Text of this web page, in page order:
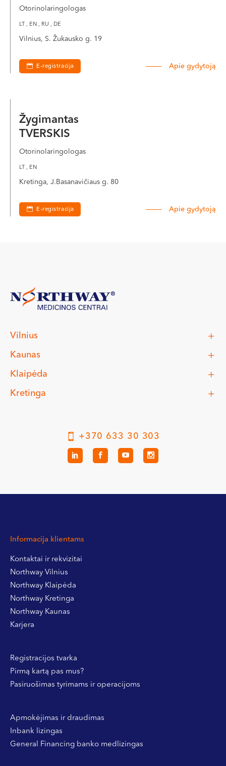
Otorinolaringologas
LT , EN , RU , DE
Vilnius, S. Žukausko g. 19
E-registracija Apie gydytoją
Žygimantas
TVERSKIS
Otorinolaringologas
LT , EN
Kretinga, J.Basanavičiaus g. 80
E-registracija Apie gydytoją
Vilnius
Kaunas
Klaipėda
Kretinga
+370 633 30 303
Informacija klientams
Kontaktai ir rekvizitai
Northway Vilnius
Northway Klaipėda
Northway Kretinga
Northway Kaunas
Karjera
Registracijos tvarka
Pirmą kartą pas mus?
Pasiruošimas tyrimams ir operacijoms
Apmokėjimas ir draudimas
Inbank lizingas
General Financing banko medlizingas